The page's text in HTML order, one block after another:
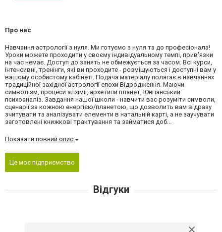
Про нас
Навчання астрології з нуля. Ми готуємо з нуля та до професіонала!
Уроки можете проходити у своєму індивідуальному темпі, прив'язки
на час немає. Доступ до занять не обмежується за часом. Всі курси,
інтенсивні, тренінги, які ви проходите - розміщуються і доступні вам у
вашому особистому кабінеті. Подача матеріалу полягає в навчаннях
традиційної західної астрології епохи Відродження. Маючи
символізм, процеси алхімії, архетипи планет, Юнгіанський
психоаналіз. Завдання нашої школи - навчити вас розуміти символи,
сценарії за кожною енергією/планетою, що дозволить вам відразу
зчитувати та аналізувати елементи в натальній карті, а не заучувати
заготовлені книжкові трактування та займатися доб...
Показати повний опис
Це моє підприємство
Відгуки